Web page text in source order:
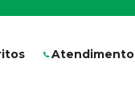
Atendimento